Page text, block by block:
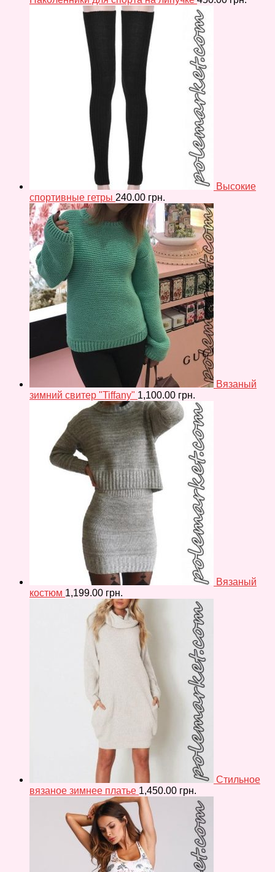
Высокие
спортивные гетры 240.00 грн.
Вязаный
зимний свитер "Tiffany" 1,100.00 грн.
Вязаный
костюм 1,199.00 грн.
Стильное
вязаное зимнее платье 1,450.00 грн.